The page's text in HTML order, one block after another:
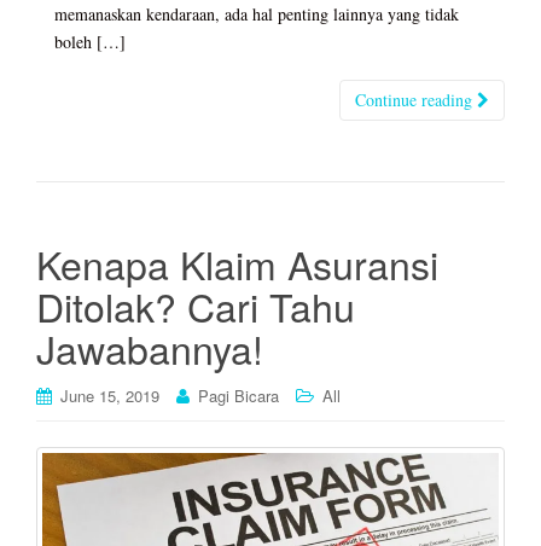
memanaskan kendaraan, ada hal penting lainnya yang tidak
boleh […]
Continue reading
Kenapa Klaim Asuransi
Ditolak? Cari Tahu
Jawabannya!
June 15, 2019 Pagi Bicara All